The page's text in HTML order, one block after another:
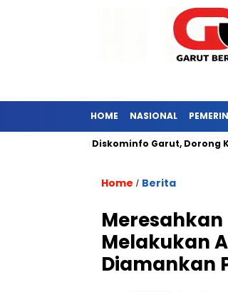
HOME NASIONAL
Kunjungi Diskominfo Garut, Dorong
Home / Berita
Melakukan
Diamankan